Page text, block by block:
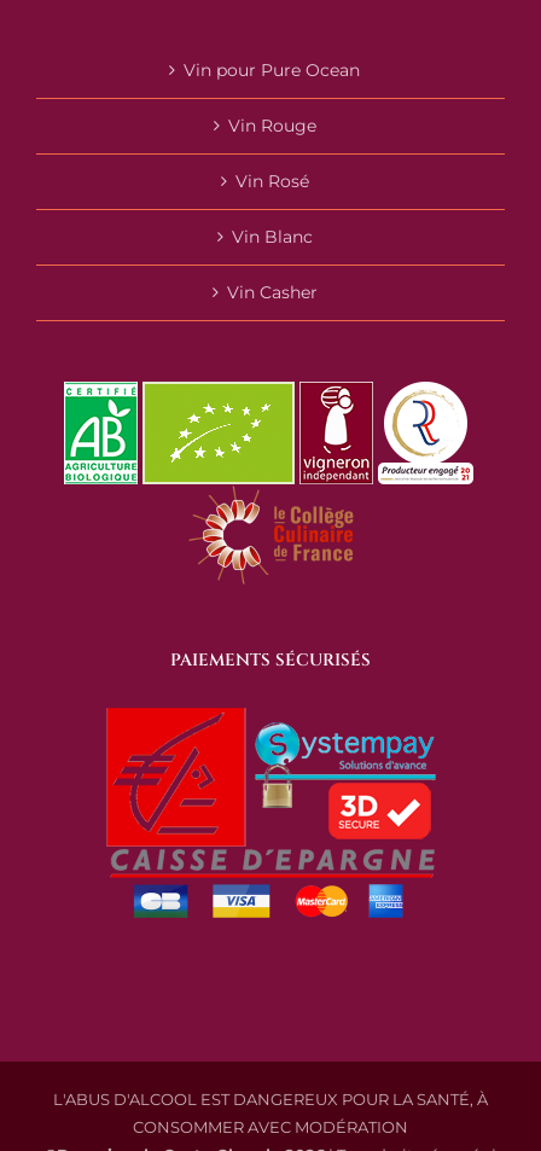
Vin pour Pure Ocean
Vin Rouge
Vin Rosé
Vin Blanc
Vin Casher
PAIEMENTS SÉCURISÉS
L'ABUS D'ALCOOL EST DANGEREUX POUR LA SANTÉ, À
CONSOMMER AVEC MODÉRATION